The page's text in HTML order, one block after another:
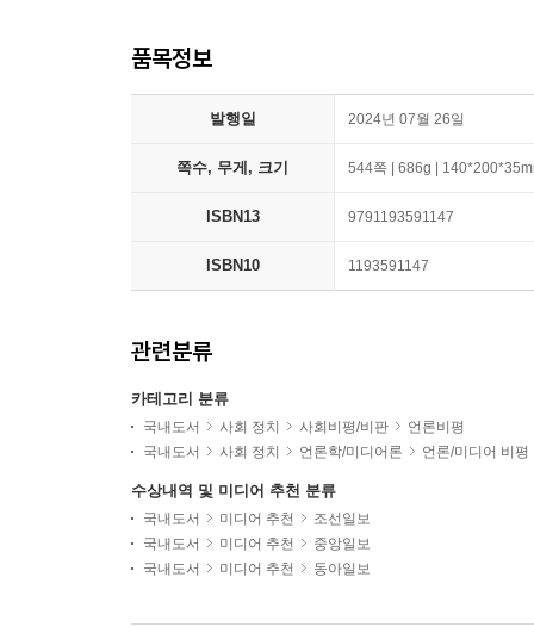
품목정보
발행일 2024년 07월 26일
쪽수, 무게, 크기 544쪽 | 686g |
ISBN13 9791193591147
ISBN10 1193591147
관련분류
카테고리 분류
국내도서 사회 정치 사회비평/비판
언론비평
국내도서
사회 정치 언론학/미디어론 언론/미디어 비평
수상내역 및 미디어 추천 분류
국내도서 미디어 추천
조선일보
국내도서
미디어 추천
중앙일보
국내도서
미디어 추천 동아일보